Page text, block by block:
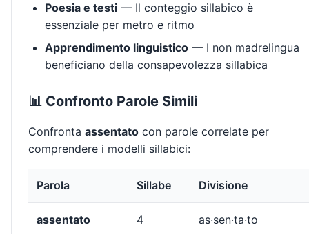
Poesia e testi — Il conteggio sillabico è
essenziale per metro e ritmo
Apprendimento linguistico — I non madrelingua
beneficiano della consapevolezza sillabica
📊 Confronto Parole Simili
Confronta assentato con parole correlate per
comprendere i modelli sillabici:
Parola Sillabe Divisione
assentato 4 as·sen·ta·to